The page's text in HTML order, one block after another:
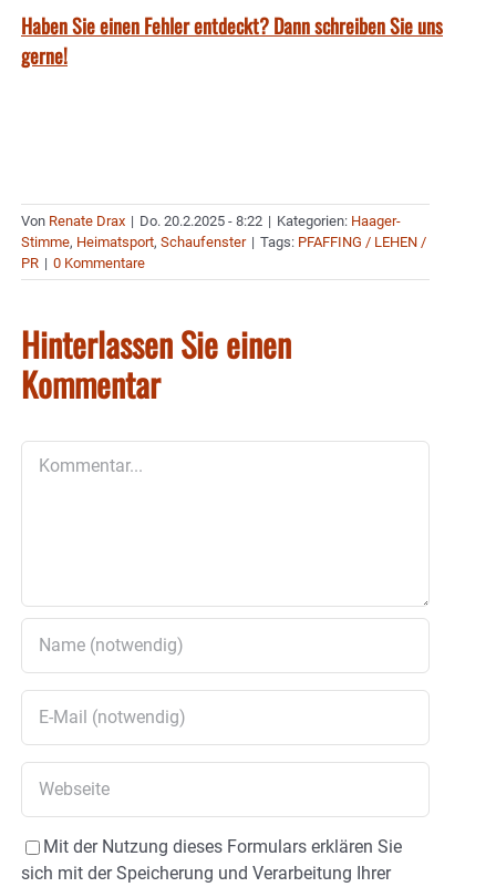
Haben Sie einen Fehler entdeckt? Dann schreiben Sie uns
gerne!
Von Renate Drax | Do. 20.2.2025 - 8:22 | Kategorien: Haager-
Stimme, Heimatsport, Schaufenster | Tags: PFAFFING / LEHEN /
PR | 0 Kommentare
Hinterlassen Sie einen
Kommentar
Mit der Nutzung dieses Formulars erklären Sie
sich mit der Speicherung und Verarbeitung Ihrer